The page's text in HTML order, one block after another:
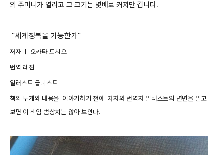
의 주머니가 열리고 그 크기는 몇배로 커져만 갑니다.
"세계정복을 가능한가"
저자 ㅣ 오카타 토시오
번역 레진
일러스트 굽니스트
책의 두게와 내용을 이야기하기 전에 저자와 번역자 일러스트의 면면을 알고
보면 이 책임 범상치는 않아 보인다.